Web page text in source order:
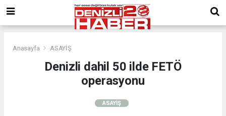
Anasayfa ASAYİŞ
Denizli dahil 50 ilde FETÖ
operasyonu
ASAYİŞ